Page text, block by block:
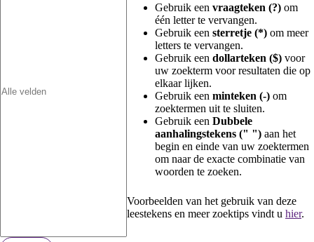
Gebruik een vraagteken (?) om
één letter te vervangen.
Gebruik een sterretje (*) om meer
letters te vervangen.
Gebruik een dollarteken ($) voor
uw zoekterm voor resultaten die op
elkaar lijken.
Gebruik een minteken (-) om
zoektermen uit te sluiten.
Gebruik een Dubbele
aanhalingstekens (" ") aan het
begin en einde van uw zoektermen
om naar de exacte combinatie van
woorden te zoeken.
Voorbeelden van het gebruik van deze
leestekens en meer zoektips vindt u hier.